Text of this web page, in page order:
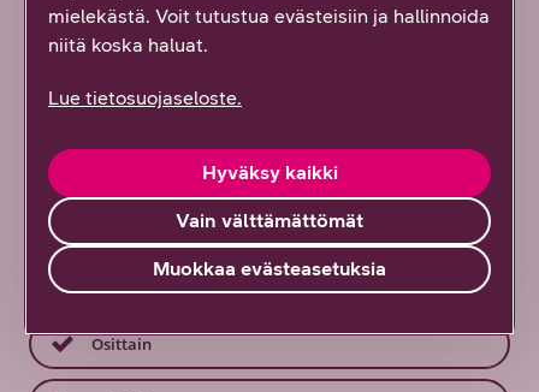
Löysitkö etsimäsi tiedon tältä sivulta?
Palautteesi on tärkeää!
vastausta
Osittain
mielekästä. Voit tutustua evästeisiin ja hallinnoida
niitä koska haluat.
Lue tietosuojaseloste.
Vain välttämättömät
Hyväksy kaikki
Muokkaa evästeasetuksia